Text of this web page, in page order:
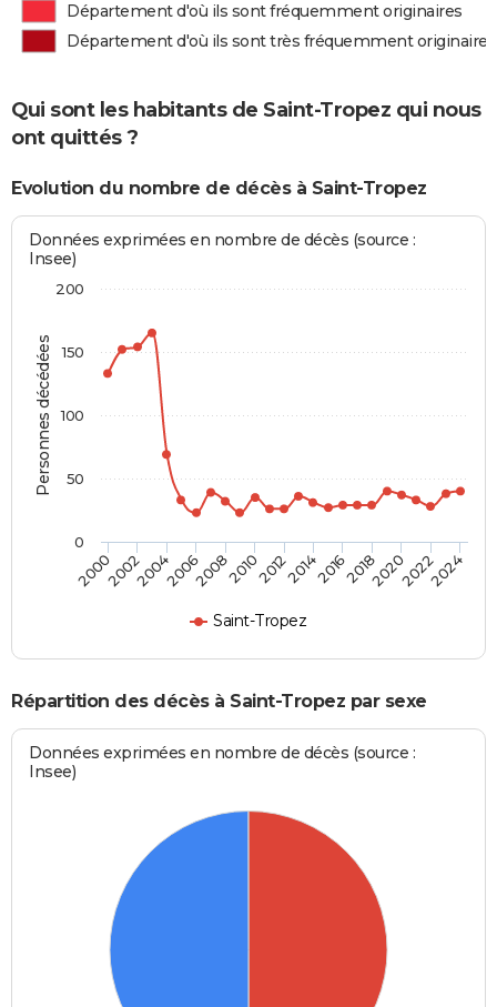
Département d'où ils sont fréquemment originaires
Département d'où ils sont très fréquemment originaires
Qui sont les habitants de Saint-Tropez qui nous
ont quittés ?
Evolution du nombre de décès à Saint-Tropez
Personnes décédées
Données exprimées en nombre de décès (source :
Insee)
Saint-Tropez
2000200220042006200820102012201420162018202020222024
0
50
100
150
200
Répartition des décès à Saint-Tropez par sexe
Données exprimées en nombre de décès (source :
Insee)